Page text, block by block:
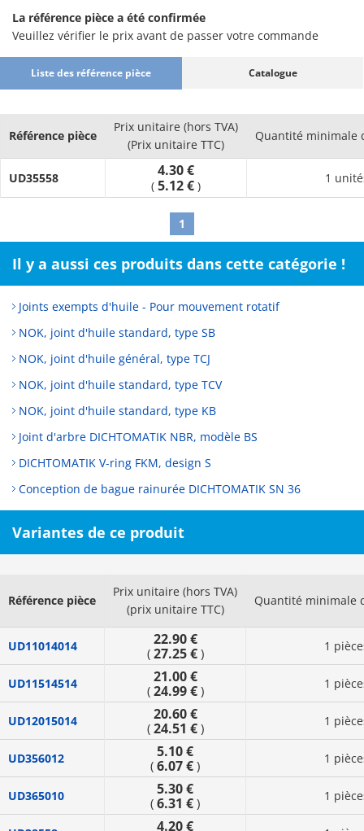
lubricating oil usage provides significant benefits in terms of
bearing corrosion repair costs, offsetting seal equipment costs.
· Essential for driving shafts for the purpose of sealing in fluids
and gases, in addition to lubricant oil.
without requiring a lot of space, which is useful in making
equipment small and lightweight
La référence pièce a été confirmée
Veuillez vérifier le prix avant de passer votre commande
Liste des référence pièce Catalogue
Référence pièce
Prix unitaire (hors TVA)
(Prix unitaire TTC)
Quantité minimale
UD35558 4.30 €
( 5.12 € )
1
1
Il y a aussi ces produits dans cette catégorie !
Joints exempts d'huile - Pour mouvement rotatif
NOK, joint d'huile standard, type SB
NOK, joint d'huile général, type TCJ
NOK, joint d'huile standard, type TCV
NOK, joint d'huile standard, type KB
Joint d'arbre DICHTOMATIK NBR, modèle BS
DICHTOMATIK V-ring FKM, design S
Conception de bague rainurée DICHTOMATIK SN 36
Variantes de ce produit
Référence pièce
Prix unitaire (hors TVA)
(prix unitaire TTC)
Quantité minimale
UD11014014 22.90 €
( 27.25 €) 1
UD11514514 21.00 €
( 24.99 €) 1
UD12015014 20.60 €
( 24.51 €) 1
UD356012 5.10 €
( 6.07 € ) 1
UD365010 5.30 €
( 6.31 € ) 1
4.20 €